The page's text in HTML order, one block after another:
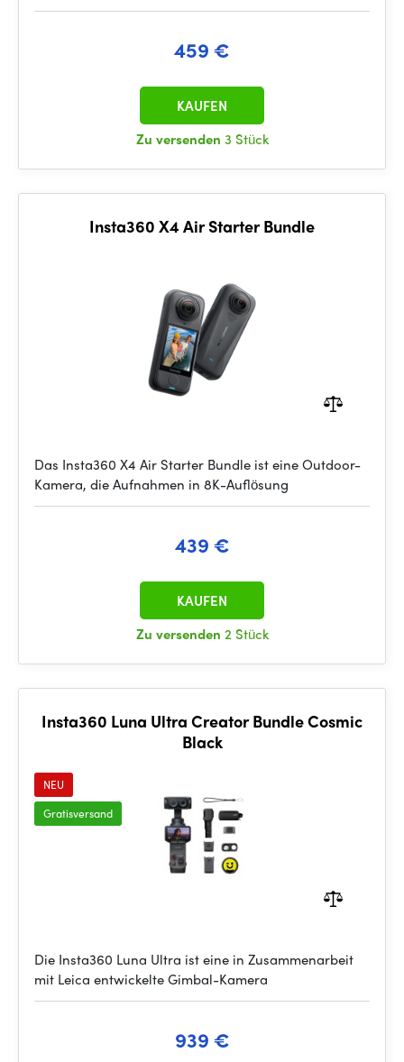
459 €
Zu versenden 3 Stück
KAUFEN
Insta360 X4 Air Starter Bundle
Das Insta360 X4 Air Starter Bundle ist eine Outdoor-
Kamera, die Aufnahmen in 8K-Auflösung
439 €
Zu versenden 2 Stück
KAUFEN
Insta360 Luna Ultra Creator Bundle Cosmic
Black
NEU
Gratisversand
Die Insta360 Luna Ultra ist eine in Zusammenarbeit
mit Leica entwickelte Gimbal-Kamera
939 €